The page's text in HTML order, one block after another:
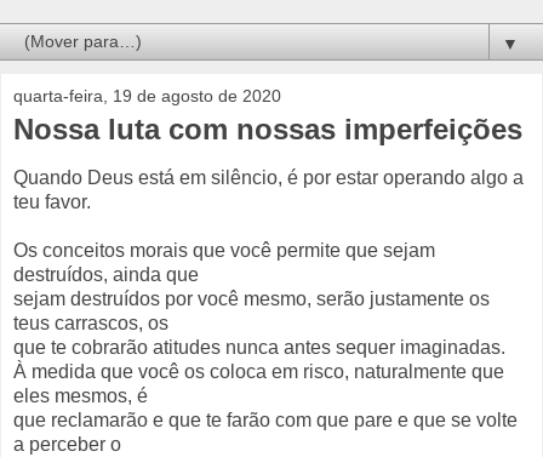
▼
quarta-feira, 19 de agosto de 2020
Nossa luta com nossas imperfeições
Quando Deus está em silêncio, é por estar operando algo a
teu favor.
Os conceitos morais que você permite que sejam
destruídos, ainda que
sejam destruídos por você mesmo, serão justamente os
teus carrascos, os
que te cobrarão atitudes nunca antes sequer imaginadas.
À medida que você os coloca em risco, naturalmente que
eles mesmos, é
que reclamarão e que te farão com que pare e que se volte
a perceber o